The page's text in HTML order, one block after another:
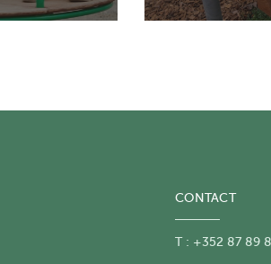
CONTACT
T : +352 87 89